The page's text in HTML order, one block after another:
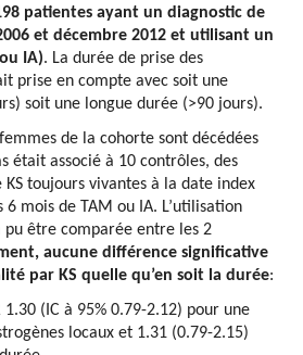
patientes ayant un diagnostic de
et décembre 2012 et utilisant un
IA). La durée de prise des
prise en compte avec soit une
soit une longue durée (>90 jours).
de la cohorte sont décédées
était associé à 10 contrôles, des
toujours vivantes à la date index
mois de TAM ou IA. L’utilisation
pu être comparée entre les 2
aucune différence significative
par KS quelle qu’en soit la durée:
1.30 (IC à 95% 0.79-2.12) pour une
locaux et 1.31 (0.79-2.15)